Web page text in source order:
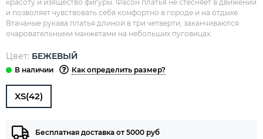
красоту и изящество фигуры. Фасон платья не стесняет в движении
и позволяет чувствовать себя комфортно в городе и на отдыхе.
Втачаные рукава платья длиной в три четверти, заканчиваются
очаровательными манжетами на небольших пуговицах.
Цвет: БЕЖЕВЫЙ
Как определить размер?
XS(42)
Бесплатная доставка от 5000 руб